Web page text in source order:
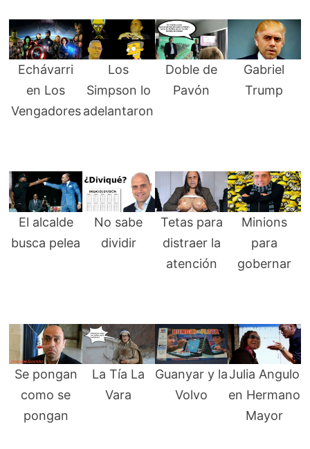
Echávarri
en Los
Vengadores
Los
Simpson lo
adelantaron
Doble de
Pavón
Gabriel
Trump
El alcalde
busca pelea
No sabe
dividir
Tetas para
distraer la
atención
Minions
para
gobernar
Se pongan
como se
pongan
La Tía La
Vara
Guanyar y la
Volvo
Julia Angulo
en Hermano
Mayor